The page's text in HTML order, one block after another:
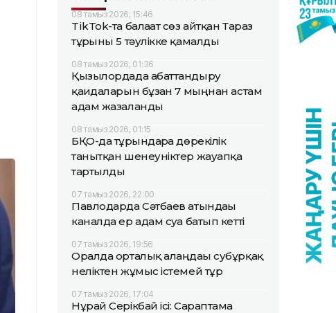
08 тамыз 2026, 15:46
TikTok-та балағат сөз айтқан Тараз
тұрғыны 5 тәулікке қамалды
08 тамыз 2026, 01:36
Қызылордада абаттандыру
қағидаларын бұзған 7 мыңнан астам
адам жазаланды
08 тамыз 2026, 01:15
БҚО-да тұрғындарға дөрекілік
танытқан шенеуніктер жауапқа
тартылды
07 тамыз 2026, 22:00
Павлодарда Сәтбаев атындағы
каналда ер адам суға батып кетті
07 тамыз 2026, 19:56
Оралда орталық алаңдағы субұрқақ
неліктен жұмыс істемей тұр
07 тамыз 2026, 17:04
Нұрай Серікбай ісі: Сараптама